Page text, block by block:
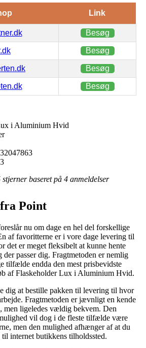
Link
Besøg
Besøg
Besøg
Besøg
i Aluminium Hvid
stjerner baseret på 4 anmeldelser
Point
nu om dage en hel del forskellige
af favoritterne er i vore dage levering til
det er meget fleksibelt at kunne hente
der passer dig. Fragtmetoden er nemlig
tilfælde endda den mest prisbevidste
af Flaskeholder Lux i Aluminium Hvid.
dig at bestille pakken til levering til hvor
Fragtmetoden er jævnligt en kende
men ligeledes vældig bekvem. Den
vil dog i de fleste tilfælde være
men den mulighed afhænger af at du
internet butikkens tilholdssted.